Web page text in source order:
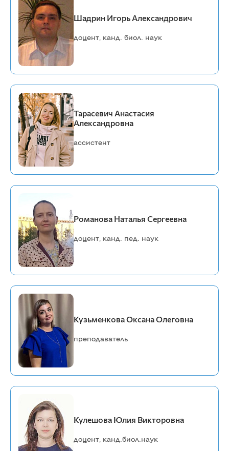
Шадрин Игорь Александрович
доцент, канд. биол. наук
Тарасевич Анастасия
Александровна
ассистент
Романова Наталья Сергеевна
доцент, канд. пед. наук
Кузьменкова Оксана Олеговна
преподаватель
Кулешова Юлия Викторовна
доцент, канд.биол.наук